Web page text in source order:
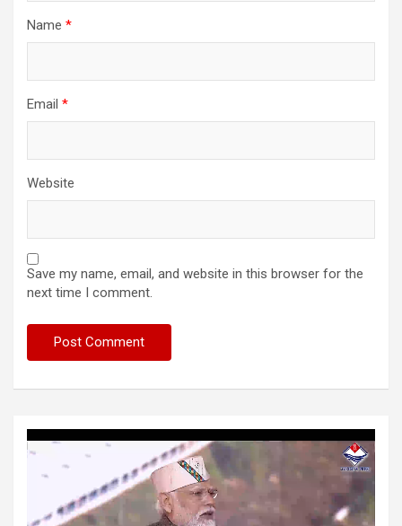
Name *
Email *
Website
Save my name, email, and website in this browser for the
next time I comment.